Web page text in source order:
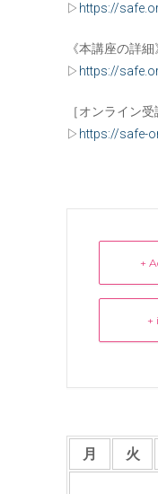
▷ https://
《本講座の詳細
▷ https://
［オンライン受
▷ https://safe-
+
+
月
火